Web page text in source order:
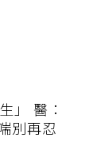
」 醫：
別再忍